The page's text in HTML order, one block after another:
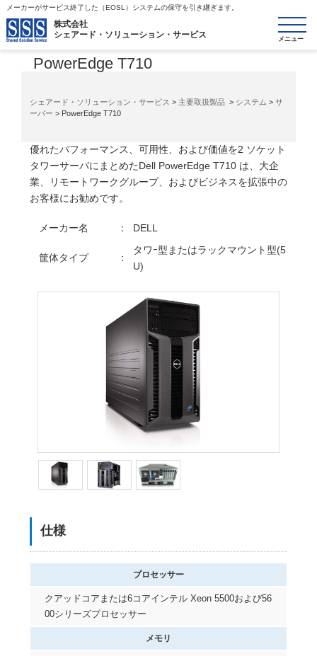
メーカーがサービス終了した（EOSL）システムの保守を引き継ぎます。
株式会社
シェアード・ソリューション・サービス
toggle
シェアード・ソリューション・サービス > 主要取扱製品> システム > サ
ーバー > PowerEdge T710
システム/サーバー
PowerEdge T710
優れたパフォーマンス、可用性、および価値を2 ソケット
タワーサーバにまとめたDell PowerEdge T710 は、大企
業、リモートワークグループ、およびビジネスを拡張中の
お客様にお勧めです。
メーカー名 ： DELL
筐体タイプ ：
タワｰ型またはラックマウント型(5
U)
仕様
プロセッサー
クアッドコアまたは6コアインテル Xeon 5500および56
00シリーズプロセッサー
メモリ